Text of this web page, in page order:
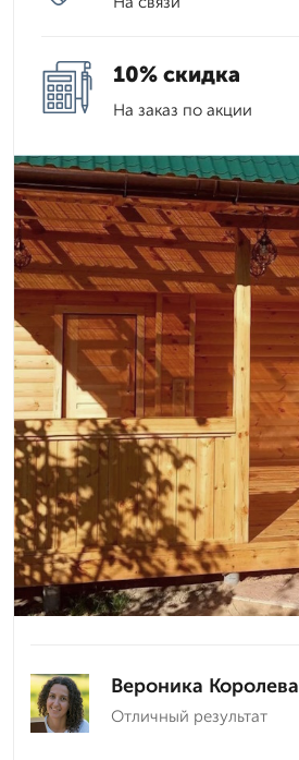
10% скидка
На заказ по акции
Вероника Королева
Отличный результат